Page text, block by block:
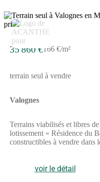
35 860 €166 €/m²
terrain seul à vendre
Valognes
Terrains viabilisés et libres
lotissement « Résidence du
constructibles à vendre dans
total 74 terrains à vendre,
superficie de ces terrains
quoi construire une maison
voir le détail